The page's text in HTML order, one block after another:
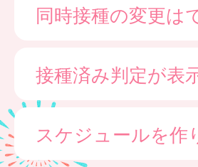
同時接種の変更は
接種済み判定が表
スケジュールを作